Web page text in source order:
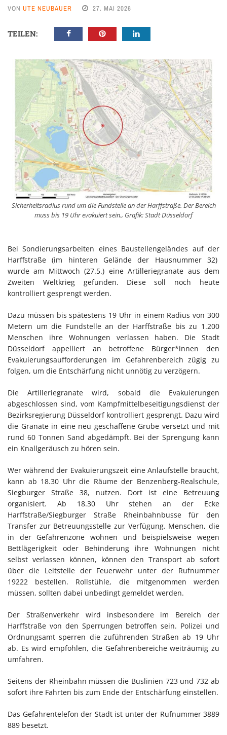
VON UTE NEUBAUER 27. MAI 2026
TEILEN:
Sicherheitsradius rund um die Fundstelle an der Harffstraße. Der Bereich
muss bis 19 Uhr evakuiert sein., Grafik: Stadt Düsseldorf
Bei Sondierungsarbeiten eines Baustellengeländes auf der
Harffstraße (im hinteren Gelände der Hausnummer 32)
wurde am Mittwoch (27.5.) eine Artilleriegranate aus dem
Zweiten Weltkrieg gefunden. Diese soll noch heute
kontrolliert gesprengt werden.
Dazu müssen bis spätestens 19 Uhr in einem Radius von 300
Metern um die Fundstelle an der Harffstraße bis zu 1.200
Menschen ihre Wohnungen verlassen haben. Die Stadt
Düsseldorf appelliert an betroffene Bürger*innen den
Evakuierungsaufforderungen im Gefahrenbereich zügig zu
folgen, um die Entschärfung nicht unnötig zu verzögern.
Die Artilleriegranate wird, sobald die Evakuierungen
abgeschlossen sind, vom Kampfmittelbeseitigungsdienst der
Bezirksregierung Düsseldorf kontrolliert gesprengt. Dazu wird
die Granate in eine neu geschaffene Grube versetzt und mit
rund 60 Tonnen Sand abgedämpft. Bei der Sprengung kann
ein Knallgeräusch zu hören sein.
Wer während der Evakuierungszeit eine Anlaufstelle braucht,
kann ab 18.30 Uhr die Räume der Benzenberg-Realschule,
Siegburger Straße 38, nutzen. Dort ist eine Betreuung
organisiert. Ab 18.30 Uhr stehen an der Ecke
Harffstraße/Siegburger Straße Rheinbahnbusse für den
Transfer zur Betreuungsstelle zur Verfügung. Menschen, die
in der Gefahrenzone wohnen und beispielsweise wegen
Bettlägerigkeit oder Behinderung ihre Wohnungen nicht
selbst verlassen können, können den Transport ab sofort
über die Leitstelle der Feuerwehr unter der Rufnummer
19222 bestellen. Rollstühle, die mitgenommen werden
müssen, sollten dabei unbedingt gemeldet werden.
Der Straßenverkehr wird insbesondere im Bereich der
Harffstraße von den Sperrungen betroffen sein. Polizei und
Ordnungsamt sperren die zuführenden Straßen ab 19 Uhr
ab. Es wird empfohlen, die Gefahrenbereiche weiträumig zu
umfahren.
Seitens der Rheinbahn müssen die Buslinien 723 und 732 ab
sofort ihre Fahrten bis zum Ende der Entschärfung einstellen.
Das Gefahrentelefon der Stadt ist unter der Rufnummer 3889
889 besetzt.